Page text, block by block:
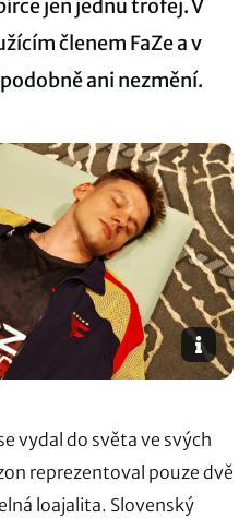
jen jednu trofej. V
členem FaZe a v
ani nezmění.
vydal do světa ve svých
reprezentoval pouze dvě
loajalita. Slovenský